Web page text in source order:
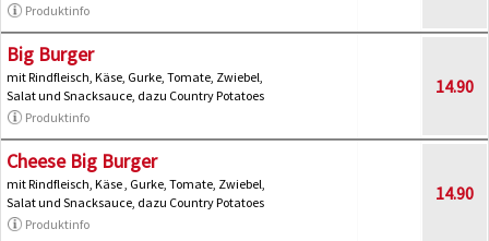
Produktinfo
Big Burger
mit Rindfleisch, Käse, Gurke, Tomate, Zwiebel,
Salat und Snacksauce, dazu Country Potatoes
Produktinfo
14.90
Cheese Big Burger
mit Rindfleisch, Käse , Gurke, Tomate, Zwiebel,
Salat und Snacksauce, dazu Country Potatoes
Produktinfo
14.90